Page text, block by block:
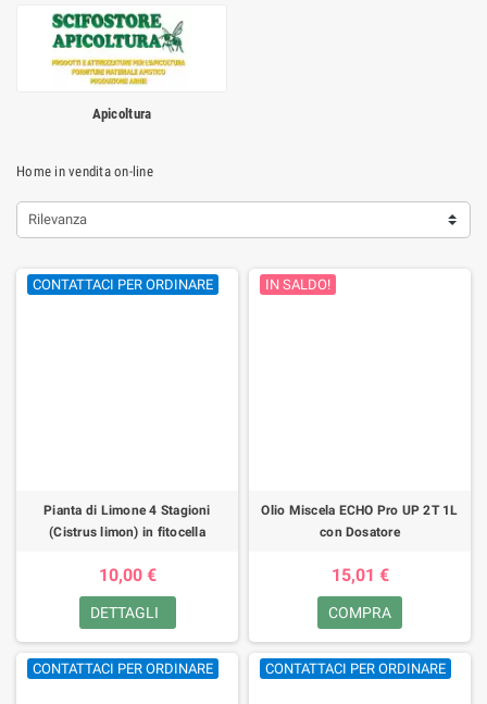
Apicoltura
Home in vendita on-line
Rilevanza
CONTATTACI PER ORDINARE
Pianta di Limone 4 Stagioni
(Cistrus limon) in fitocella
10,00 €
DETTAGLI
IN SALDO!
Olio Miscela ECHO Pro UP 2T 1L
con Dosatore
15,01 €
COMPRA
CONTATTACI PER ORDINARE CONTATTACI PER ORDINARE